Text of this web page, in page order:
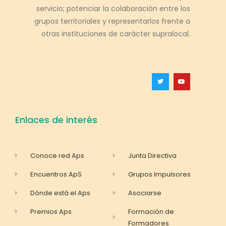
servicio; potenciar la colaboración entre los
grupos territoriales y representarlos frente a
otras instituciones de carácter supralocal.
Enlaces de interés
Conoce red Aps
Encuentros ApS
Dónde está el Aps
Premios Aps
Junta Directiva
Grupos Impulsores
Asociarse
Formación de
Formadores